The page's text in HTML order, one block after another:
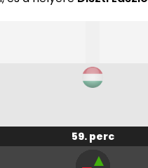
59. perc
▲